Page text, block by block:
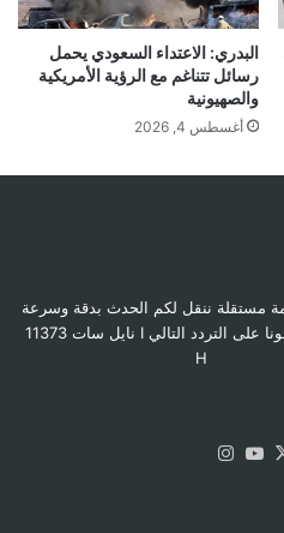
البدري: الاعتداء السعودي يحمل
رسائل تتناغم مع الرؤية الأمريكية
والصهيونية
أغسطس 4, 2026
مستقلة ننقل لكم الحدث بدقة وسرعة
وموضوعية تابعونا على التردد التالي I نايل سات 11373
H
‫X
‫YouTube